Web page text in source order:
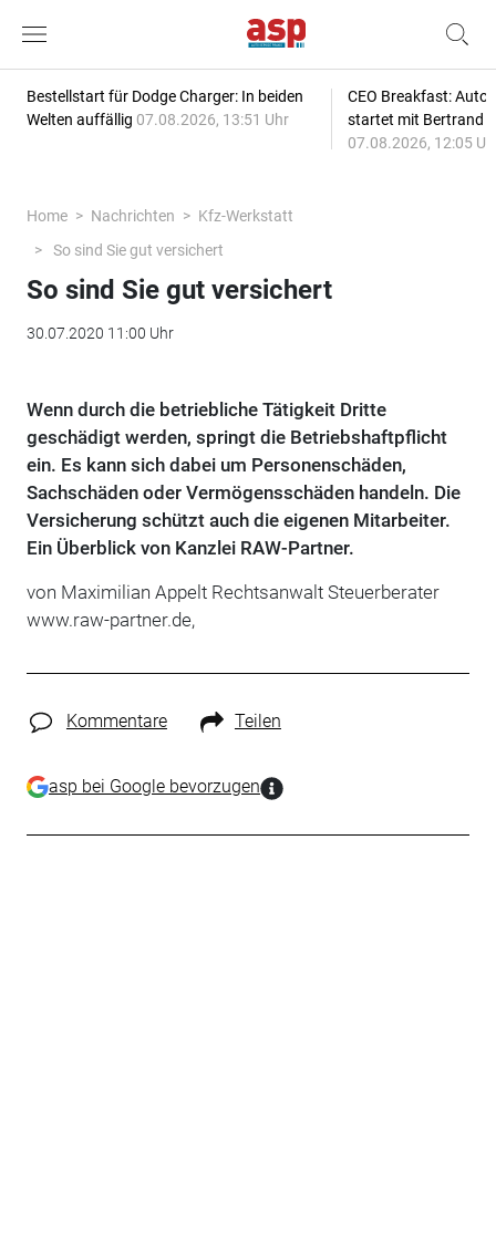
Bestellstart für Dodge Charger: In beiden
Welten auffällig 07.08.2026, 13:51 Uhr
CEO Breakfast:
startet mit Bertrand
07.08.2026, 12:05
Home Nachrichten
Kfz-Werkstatt
So sind Sie gut versichert
So sind Sie gut versichert
30.07.2020 11:00 Uhr
Wenn durch die betriebliche Tätigkeit Dritte
geschädigt werden, springt die Betriebshaftpflicht
ein. Es kann sich dabei um Personenschäden,
Sachschäden oder Vermögensschäden handeln. Die
Versicherung schützt auch die eigenen Mitarbeiter.
Ein Überblick von Kanzlei RAW-Partner.
von Maximilian Appelt Rechtsanwalt Steuerberater
www.raw-partner.de,
Kommentare Teilen
asp bei Google bevorzugen